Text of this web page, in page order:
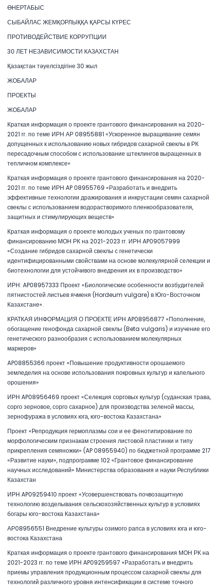
ӨНЕРТАБЫС
СЫБАЙЛАС ЖЕМҚОРЛЫҚҚА ҚАРСЫ КҮРЕС
ПРОТИВОДЕЙСТВИЕ КОРРУПЦИИ
30 ЛЕТ НЕЗАВИСИМОСТИ КАЗАХСТАН
Қазақстан тәуелсіздігіне 30 жыл
ЖОБАЛАР
ПРОЕКТЫ
ЖОБАЛАР
Краткая информация о проекте грантового финансирования на 2020-
2021 гг. по теме ИРН АР 08955881 «Ускоренное выращивание семян
допущенных к использованию новых гибридов сахарной свеклы в РК
пересадочным способом с использование штеклингов выращенных в
тепличном комплексе»
Краткая информация о проекте грантового финансирования на 2020-
2021 гг. по теме ИРН AP 08955769 «Разработать и внедрить
эффективные технологии дражирования и инкрустации семян сахарной
свеклы с использованием водорастворимого пленкообразователя,
защитных и стимулирующих веществ»
Краткая информация о проекте молодых ученых по грантовому
финансированию МОН РК на 2021-2023 гг. ИРН AP09057999
«Создание гибридов сахарной свеклы с генетически
идентифицированными свойствами на основе молекулярной селекции и
биотехнологии для устойчивого внедрения их в производство»
ИРН: AP08957333 Проект «Биологические особенности возбудителей
пятнистостей листьев ячменя (Hordeum vulgare) в Юго-Восточном
Казахстане».
КРАТКАЯ ИНФОРМАЦИЯ О ПРОЕКТЕ ИРН AP08956877 «Пополнение,
обогащение генофонда сахарной свеклы (Beta vulgaris) и изучение его
генетического разнообразия с использованием молекулярных
маркеров»
AP08855366 проект «Повышение продуктивности орошаемого
земледелия на основе использования покровных культур и капельного
орошения»
ИРН AP08956469 проект «Селекция сорговых культур (суданская трава,
сорго зерновое, сорго сахарное) для производства зеленой массы,
зернофуража в условиях юга, юго-востока Казахстана»
Проект «Репродукция гермоплазмы сои и ее фенотипирование по
морфологическим признакам строения листовой пластинки и типу
прикрепления семяножки» (AP 08955940) по бюджетной программе 217
«Развитие науки», подпрограмме 102 «Грантовое финансирование
научных исследований» Министерства образования и науки Республики
Казахстан
ИРН AP09259410 проект «Усовершенствовать почвозащитную
технологию возделывания сельскохозяйственных культур в условиях
богары юго-востока Казахстана»
АР08956551 Внедрение культуры озимого рапса в условиях юга и юго-
востока Казахстана
Краткая информация о проекте грантового финансирования МОН РК на
2021-2023 гг. по теме ИРН AP09259597 «Разработать и внедрить
приемы управления продукционным процессом сахарной свеклы для
технологий различного уровня интенсификации в системе точного